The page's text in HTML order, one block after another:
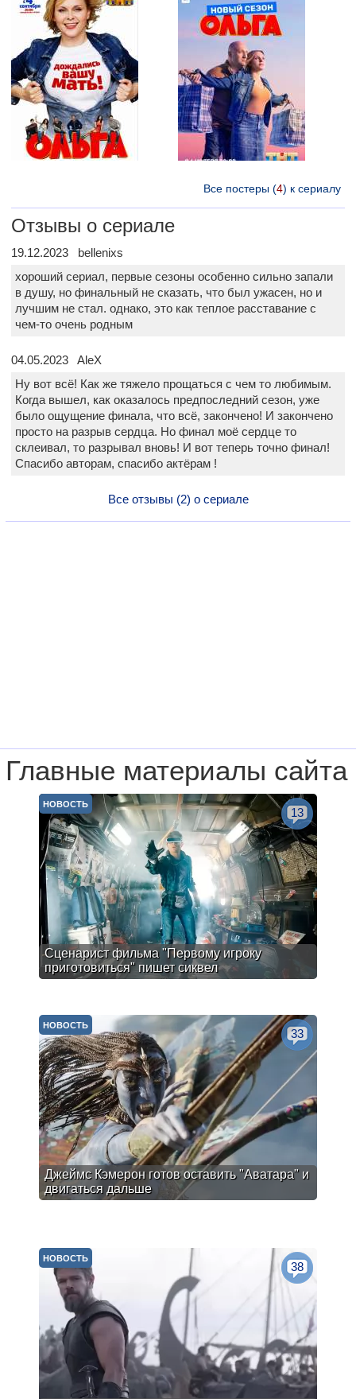
Все постеры (4) к сериалу
Отзывы о сериале
19.12.2023 bellenixs
хороший сериал, первые сезоны особенно сильно запали
в душу, но финальный не сказать, что был ужасен, но и
лучшим не стал. однако, это как теплое расставание с
чем-то очень родным
04.05.2023 AleX
Ну вот всё! Как же тяжело прощаться с чем то любимым.
Когда вышел, как оказалось предпоследний сезон, уже
было ощущение финала, что всё, закончено! И закончено
просто на разрыв сердца. Но финал моё сердце то
склеивал, то разрывал вновь! И вот теперь точно финал!
Спасибо авторам, спасибо актёрам !
Все отзывы (2) о сериале
Главные материалы сайта
Сценарист фильма "Первому игроку
приготовиться" пишет сиквел
НОВОСТЬ
13
Джеймс Кэмерон готов оставить "Аватара" и
двигаться дальше
НОВОСТЬ
33
НОВОСТЬ
38